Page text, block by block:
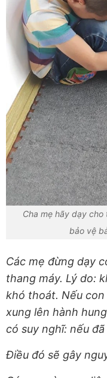
Cha mẹ hãy dạy
bảo vệ
Các mẹ đừng dạy
thang máy. Lý do:
khó thoát. Nếu
xung lên hành
có suy nghĩ: nếu
Điều đó sẽ gây